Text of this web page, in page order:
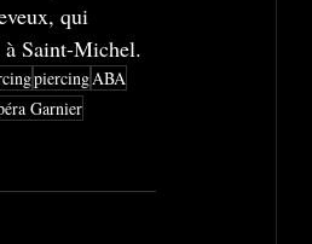
qui
à Saint-Michel.
piercingABA
Garnier